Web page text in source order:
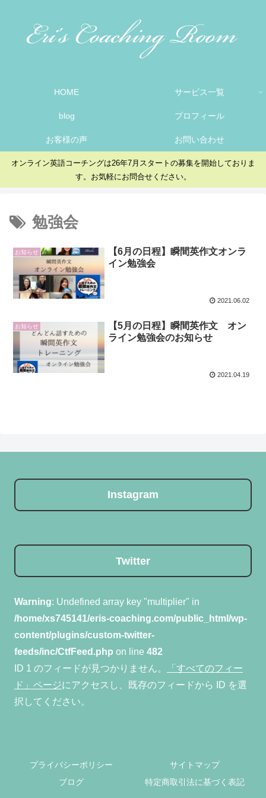
HOME サービス一覧
blog プロフィール
お客様の声 お問い合わせ
オンライン英語コーチングは26年7月スタートの募集を開始しておりま
す。お気軽にお問合せください。
勉強会
お知らせ
【6月の日程】瞬間英作文オンラ
イン勉強会
2021.06.02
お知らせ
【5月の日程】瞬間英作文 オン
ライン勉強会のお知らせ
2021.04.19
Instagram
Twitter
Warning: Undefined array key "multiplier" in
/home/xs745141/eris-coaching.com/public_html/wp-
content/plugins/custom-twitter-
feeds/inc/CtfFeed.php on line 482
ID 1 のフィードが見つかりません。
「すべてのフィー
ド」ページにアクセスし、既存のフィードから ID を選
択してください。
プライバシーポリシー
サイトマップ
ブログ
特定商取引法に基づく表記